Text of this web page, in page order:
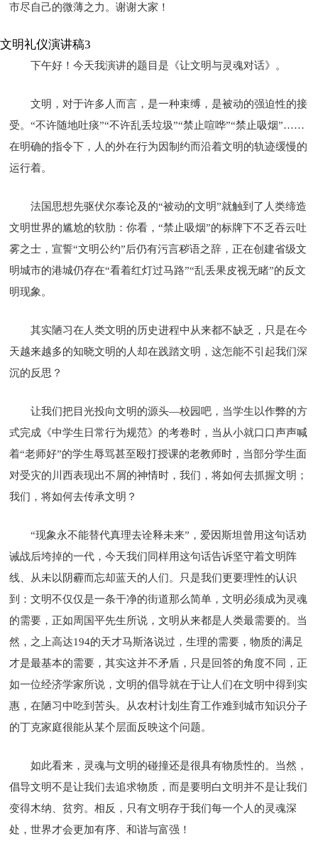
市尽自己的微薄之力。谢谢大家！
文明礼仪演讲稿3
下午好！今天我演讲的题目是《让文明与灵魂对话》。
文明，对于许多人而言，是一种束缚，是被动的强迫性的接
受。“不许随地吐痰”“不许乱丢垃圾”“禁止喧哗”“禁止吸烟”……
在明确的指令下，人的外在行为因制约而沿着文明的轨迹缓慢的
运行着。
法国思想先驱伏尔泰论及的“被动的文明”就触到了人类缔造
文明世界的尴尬的软肋：你看，“禁止吸烟”的标牌下不乏吞云吐
雾之士，宣誓“文明公约”后仍有污言秽语之辞，正在创建省级文
明城市的港城仍存在“看着红灯过马路”“乱丢果皮视无睹”的反文
明现象。
其实陋习在人类文明的历史进程中从来都不缺乏，只是在今
天越来越多的知晓文明的人却在践踏文明，这怎能不引起我们深
沉的反思？
让我们把目光投向文明的源头—校园吧，当学生以作弊的方
式完成《中学生日常行为规范》的考卷时，当从小就口口声声喊
着“老师好”的学生辱骂甚至殴打授课的老教师时，当部分学生面
对受灾的川西表现出不屑的神情时，我们，将如何去抓握文明；
我们，将如何去传承文明？
“现象永不能替代真理去诠释未来”，爱因斯坦曾用这句话劝
诫战后垮掉的一代，今天我们同样用这句话告诉坚守着文明阵
线、从未以阴霾而忘却蓝天的人们。只是我们更要理性的认识
到：文明不仅仅是一条干净的街道那么简单，文明必须成为灵魂
的需要，正如周国平先生所说，文明从来都是人类最需要的。当
然，之上高达194的天才马斯洛说过，生理的需要，物质的满足
才是最基本的需要，其实这并不矛盾，只是回答的角度不同，正
如一位经济学家所说，文明的倡导就在于让人们在文明中得到实
惠，在陋习中吃到苦头。从农村计划生育工作难到城市知识分子
的丁克家庭很能从某个层面反映这个问题。
如此看来，灵魂与文明的碰撞还是很具有物质性的。当然，
倡导文明不是让我们去追求物质，而是要明白文明并不是让我们
变得木纳、贫穷。相反，只有文明存于我们每一个人的灵魂深
处，世界才会更加有序、和谐与富强！